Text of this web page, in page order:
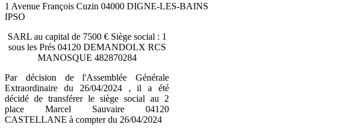
1 Avenue François Cuzin 04000 DIGNE-LES-BAINS
IPSO
SARL au capital de 7500 € Siège social : 1
sous les Prés 04120 DEMANDOLX RCS
MANOSQUE 482870284
Par décision de l'Assemblée Générale
Extraordinaire du 26/04/2024 , il a été
décidé de transférer le siège social au 2
place Marcel Sauvaire 04120
CASTELLANE à compter du 26/04/2024